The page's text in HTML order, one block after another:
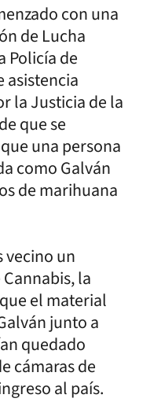
con una
de Lucha
Policía de
asistencia
la Justicia de la
que se
una persona
como Galván
de marihuana
vecino un
la
el material
junto a
quedado
cámaras de
al país.